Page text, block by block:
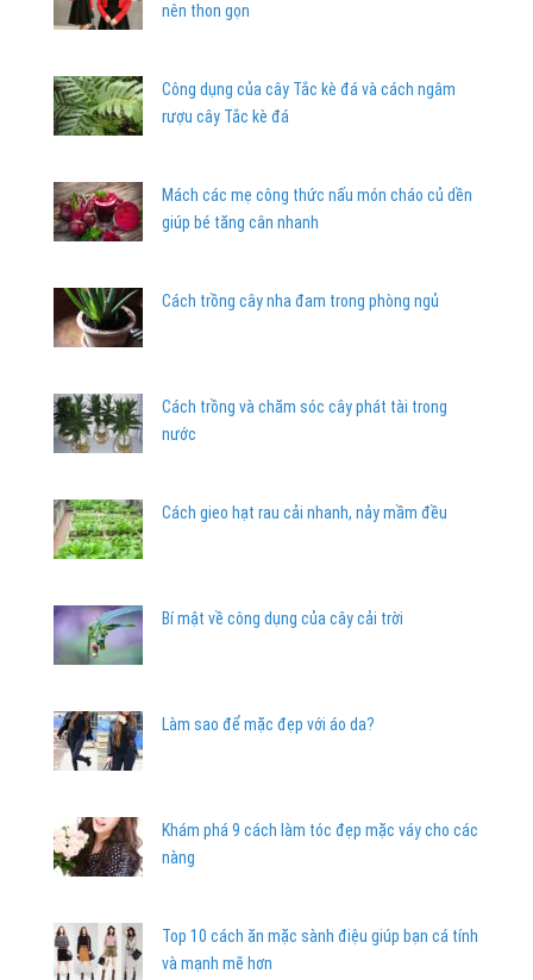
nên thon gọn
Công dụng của cây Tắc kè đá và cách ngâm
rượu cây Tắc kè đá
Mách các mẹ công thức nấu món cháo củ dền
giúp bé tăng cân nhanh
Cách trồng cây nha đam trong phòng ngủ
Cách trồng và chăm sóc cây phát tài trong
nước
Cách gieo hạt rau cải nhanh, nảy mầm đều
Bí mật về công dụng của cây cải trời
Làm sao để mặc đẹp với áo da?
Khám phá 9 cách làm tóc đẹp mặc váy cho các
nàng
Top 10 cách ăn mặc sành điệu giúp bạn cá tính
và mạnh mẽ hơn